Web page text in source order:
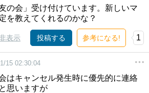
の会」受け付けています。新しいマ
を教えてくれるのかな？
表示 投稿する 参考になる! 1
15 02:30:04
はキャンセル発生時に優先的に連絡
思いますが